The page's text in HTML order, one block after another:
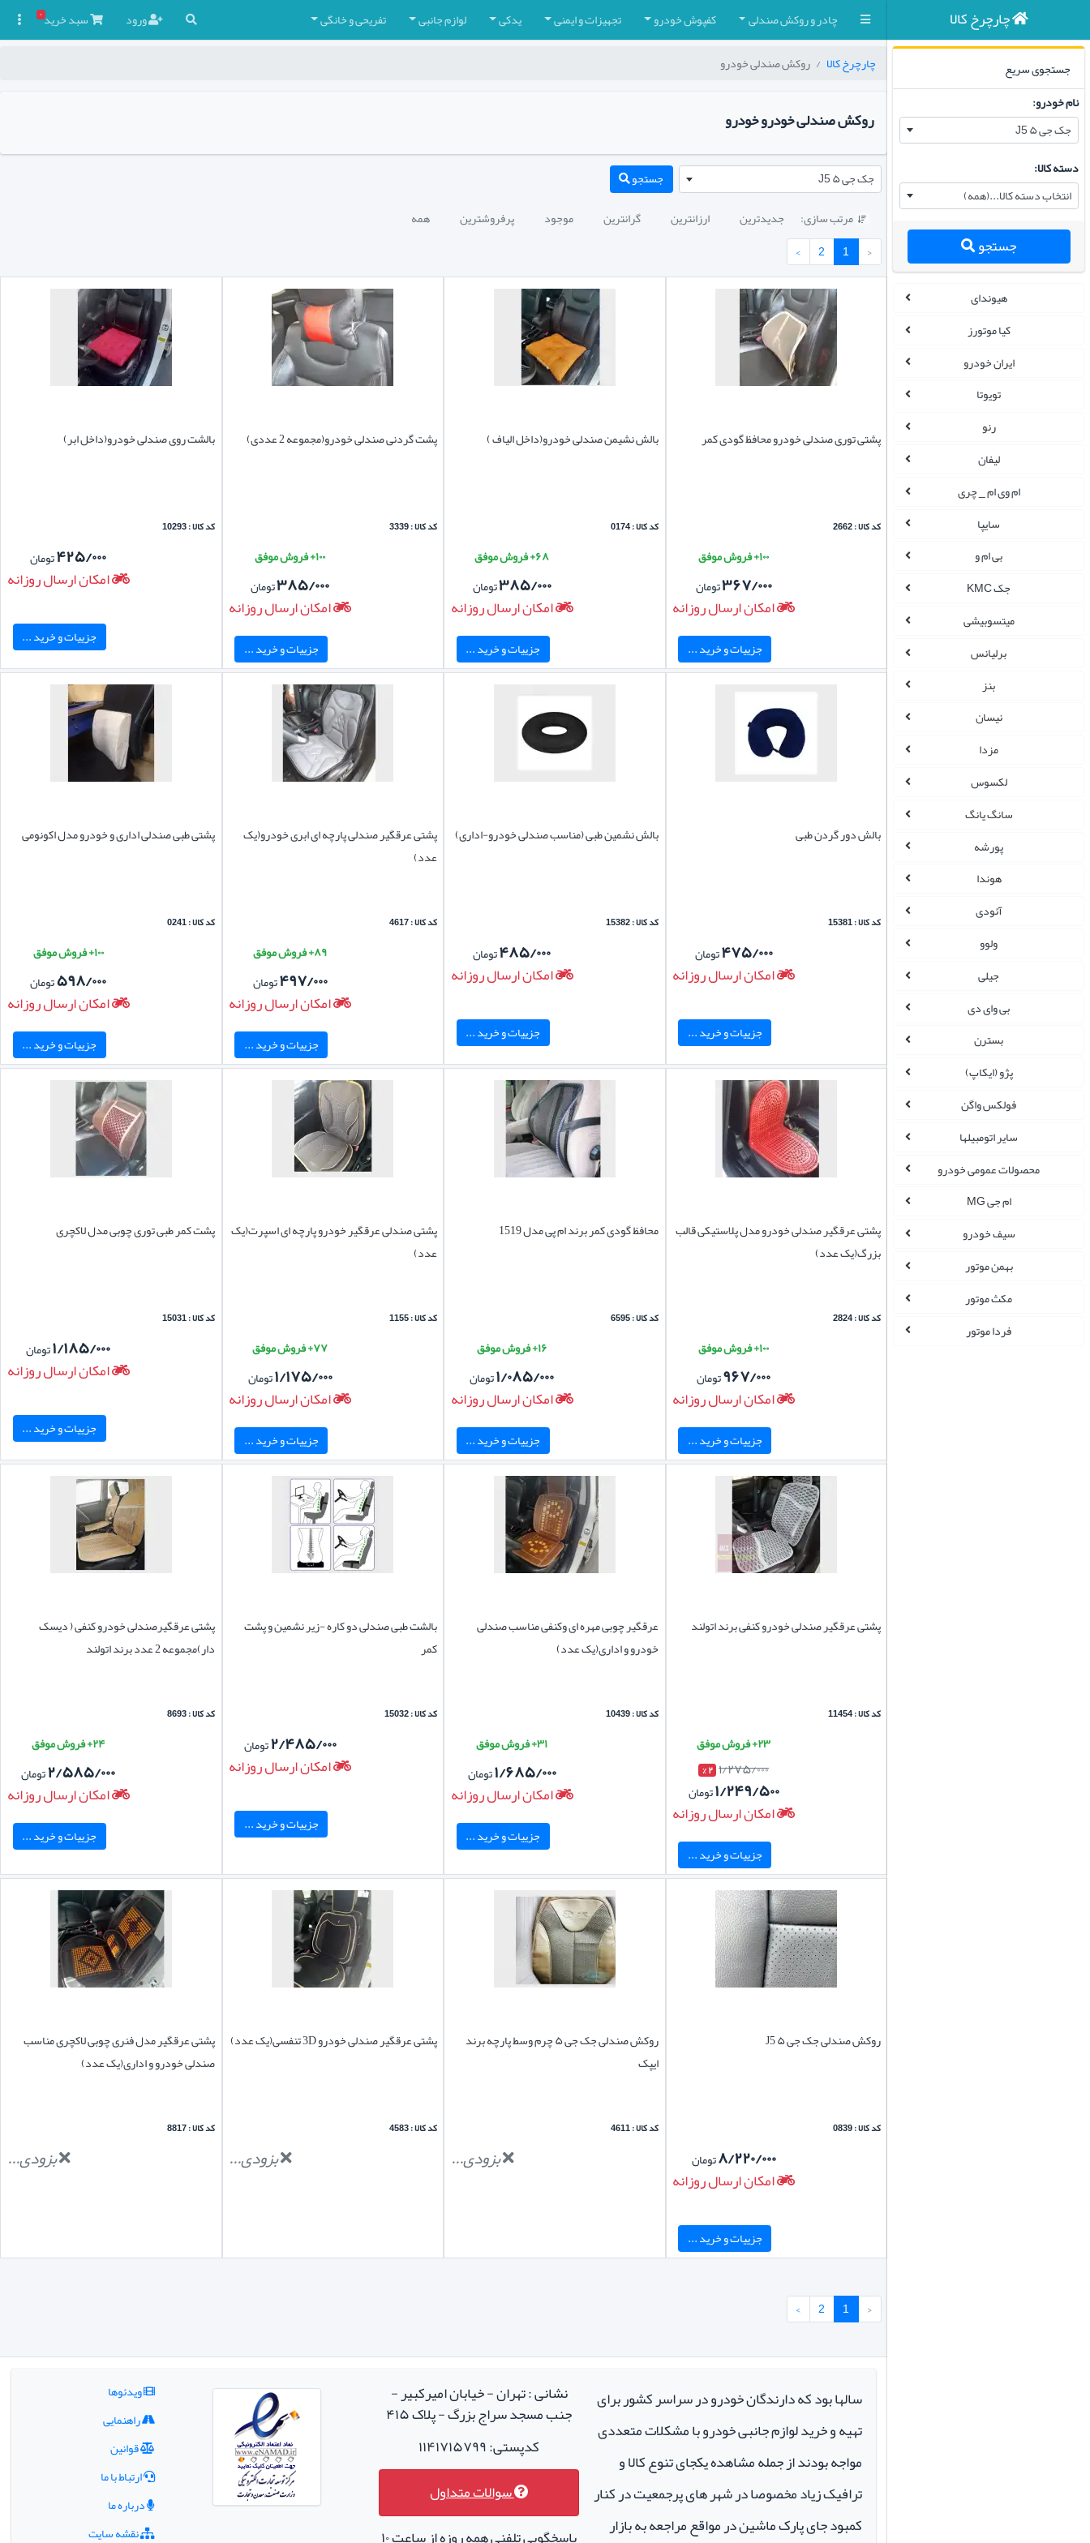
چادر و روکش صندلی کفپوش خودرو تجهیزات و ایمنی یدکی لوازم جانبی تفریحی و خانگی ورود سبدخرید۰ چارچرخ کالا
جستجوی سریع
نام خودرو:
جک جی ۵ J5
دسته کالا:
انتخاب دسته کالا...(همه)
جستجو
هیوندای
کیا موتورز
ایران خودرو
تویوتا
رنو
لیفان
ام وی ام _ چری
سایپا
بی ام و
جک KMC
میتسوبیشی
برلیانس
بنز
نیسان
مزدا
لکسوس
سانگ یانگ
پورشه
هوندا
آئودی
ولوو
جیلی
بی وای دی
بسترن
پژو (ایکاپ)
فولکس واگن
سایر اتومبیلها
محصولات عمومی خودرو
ام جی MG
سیف خودرو
بهمن موتور
مکث موتور
فردا موتور
چارچرخ کالا روکش صندلی خودرو
روکش صندلی خودرو خودرو
جک جی ۵ J5 جستجو
 مرتب سازی: جدیدترین ارزانترین گرانترین موجود پرفروشترین
همه
‹
1
2
›
پشتی توری صندلی خودرو محافظ گودی کمر
کد کالا : 2662
۱۰۰+ فروش موفق
۳۶۷/۰۰۰تومان
امکان ارسال روزانه
جزییات و خرید ...
بالش نشیمن صندلی خودرو(داخل الیاف )
کد کالا : 0174
۶۸+ فروش موفق
۳۸۵/۰۰۰تومان
امکان ارسال روزانه
جزییات و خرید ...
پشت گردنی صندلی خودرو(مجموعه 2 عددی)
کد کالا : 3339
۱۰۰+ فروش موفق
۳۸۵/۰۰۰تومان
امکان ارسال روزانه
جزییات و خرید ...
بالشت روی صندلی خودرو(داخل ابر)
کد کالا : 10293
۴۲۵/۰۰۰تومان
امکان ارسال روزانه
جزییات و خرید ...
بالش دور گردن طبی
کد کالا : 15381
۴۷۵/۰۰۰تومان
امکان ارسال روزانه
جزییات و خرید ...
بالش نشمین طبی (مناسب صندلی خودرو-اداری)
کد کالا : 15382
۴۸۵/۰۰۰تومان
امکان ارسال روزانه
جزییات و خرید ...
پشتی عرقگیر صندلی پارچه ای ابری خودرو(یک
عدد)
کد کالا : 4617
۸۹+ فروش موفق
۴۹۷/۰۰۰تومان
امکان ارسال روزانه
جزییات و خرید ...
پشتی طبی صندلی اداری و خودرو مدل اکونومی
کد کالا : 0241
۱۰۰+ فروش موفق
۵۹۸/۰۰۰تومان
امکان ارسال روزانه
جزییات و خرید ...
پشتی عرقگیر صندلی خودرو مدل پلاستیکی قالب
بزرگ(یک عدد)
کد کالا : 2824
۱۰۰+ فروش موفق
۹۶۷/۰۰۰تومان
امکان ارسال روزانه
جزییات و خرید ...
محافظ گودی کمر برند ام پی مدل 1519
کد کالا : 6595
۱۶+ فروش موفق
۱/۰۸۵/۰۰۰تومان
امکان ارسال روزانه
جزییات و خرید ...
پشتی صندلی عرقگیر خودرو پارچه ای اسپرت(یک
عدد)
کد کالا : 1155
۷۷+ فروش موفق
۱/۱۷۵/۰۰۰تومان
امکان ارسال روزانه
جزییات و خرید ...
پشت کمر طبی توری چوبی مدل لاکچری
کد کالا : 15031
۱/۱۸۵/۰۰۰تومان
امکان ارسال روزانه
جزییات و خرید ...
پشتی عرقگیر صندلی خودرو کنفی برند اتولند
کد کالا : 11454
۲۳+ فروش موفق
۱/۲۷۵/۰۰۰ ۲ %
۱/۲۴۹/۵۰۰تومان
امکان ارسال روزانه
جزییات و خرید ...
عرقگیر چوبی مهره ای وکنفی مناسب صندلی
خودرو و اداری(یک عدد)
کد کالا : 10439
۳۱+ فروش موفق
۱/۶۸۵/۰۰۰تومان
امکان ارسال روزانه
جزییات و خرید ...
بالشت طبی صندلی دو کاره -زیر نشمین و پشت
کمر
کد کالا : 15032
۲/۴۸۵/۰۰۰تومان
امکان ارسال روزانه
جزییات و خرید ...
پشتی عرقگیرصندلی خودرو کنفی ( دیسک
دار)مجموعه 2 عدد برند اتولند
کد کالا : 8693
۲۴+ فروش موفق
۲/۵۸۵/۰۰۰تومان
امکان ارسال روزانه
جزییات و خرید ...
روکش صندلی جک جی ۵ J5
کد کالا : 0839
۸/۲۲۰/۰۰۰تومان
امکان ارسال روزانه
جزییات و خرید ...
روکش صندلی جک جی ۵ چرم وسط پارچه برند
ایپک
کد کالا : 4611
بزودی...
پشتی عرقگیر صندلی خودرو 3D تنفسی(یک عدد)
کد کالا : 4583
بزودی...
پشتی عرقگیر مدل فنری چوبی لاکچری مناسب
صندلی خودرو و اداری(یک عدد)
کد کالا : 8817
بزودی...
‹
1
2
›
سالها بود که دارندگان خودرو در سراسر کشور برای
تهیه و خرید لوازم جانبی خودرو با مشکلات متعددی
مواجه بودند از جمله مشاهده یکجای تنوع کالا و
ترافیک زیاد مخصوصا در شهر های پرجمعیت در کنار
کمبود جای پارک ماشین در مواقع مراجعه به بازار
نشانی : تهران - خیابان امیرکبیر -
جنب مسجد سراج بزرگ - پلاک ۴۱۵
کدپستی: ۱۱۴۱۷۱۵۷۹۹
سوالات متداول
پاسخگویی تلفنی همه روزه از ساعت ۱۰
ویدئوها
راهنمایی
قوانین
ارتباط با ما
درباره ما
نقشه سایت